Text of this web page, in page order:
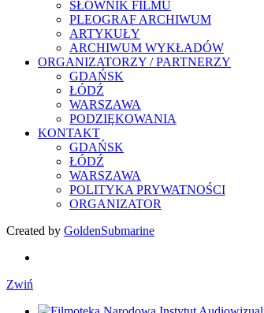
SŁOWNIK FILMU
PLEOGRAF ARCHIWUM
ARTYKUŁY
ARCHIWUM WYKŁADÓW
ORGANIZATORZY / PARTNERZY
GDAŃSK
ŁÓDŹ
WARSZAWA
PODZIĘKOWANIA
KONTAKT
GDAŃSK
ŁÓDŹ
WARSZAWA
POLITYKA PRYWATNOŚCI
ORGANIZATOR
Created by GoldenSubmarine
Zwiń